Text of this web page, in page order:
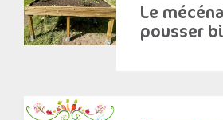
Le
pousser